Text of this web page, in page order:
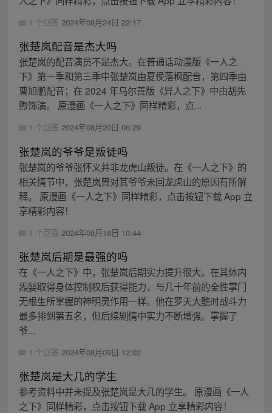
1 个回答 2024年08月24日 22:17
张楚岚配音是杰大吗
张楚岚的配音演员不是杰大。在普通话动漫版《一人之
下》第一季和第三季中张楚岚由夏侯落枫配音，第四季由
曹旭鹏配音；在 2024 年乌尔善版《异人之下》中由胡先
煦饰演。 原漫画《一人之下》同样精彩，点...
1 个回答 2024年08月20日 06:29
张楚岚的爷爷是叛徒吗
张楚岚的爷爷张怀义并非龙虎山叛徒。在《一人之下》的
相关情节中，张楚岚曾对其爷爷未回龙虎山的原因有所解
释。 原漫画《一人之下》同样精彩，点击按钮下载 App 立
享精彩内容！
1 个回答 2024年08月18日 10:44
张楚岚后期是最强的吗
在《一人之下》中，张楚岚后期实力提升很大。在其体内
炁婴取得身体控制权后获得能力，与几十年前的全性掌门
无根生所掌握的神明灵作用一样。他在罗天大醮时战斗力
最多排到第五名，但后续剧情中实力不断增强。掌握了
爷...
1 个回答 2024年08月09日 12:02
张楚岚是大几的学生
参考资料中并未提及张楚岚是大几的学生。 原漫画《一人
之下》同样精彩，点击按钮下载 App 立享精彩内容！